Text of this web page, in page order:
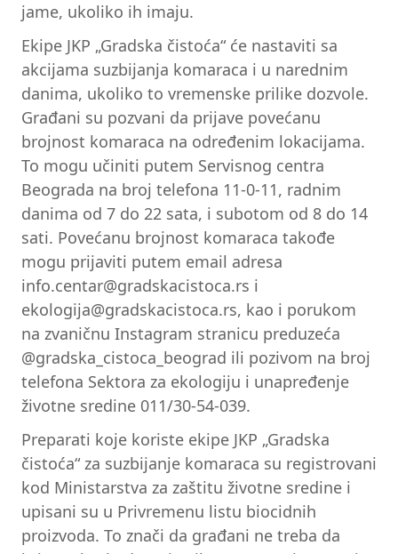
jame, ukoliko ih imaju.
Ekipe JKP „Gradska čistoća“ će nastaviti sa
akcijama suzbijanja komaraca i u narednim
danima, ukoliko to vremenske prilike dozvole.
Građani su pozvani da prijave povećanu
brojnost komaraca na određenim lokacijama.
To mogu učiniti putem Servisnog centra
Beograda na broj telefona 11-0-11, radnim
danima od 7 do 22 sata, i subotom od 8 do 14
sati. Povećanu brojnost komaraca takođe
mogu prijaviti putem email adresa
info.centar@gradskacistoca.rs i
ekologija@gradskacistoca.rs, kao i porukom
na zvaničnu Instagram stranicu preduzeća
@gradska_cistoca_beograd ili pozivom na broj
telefona Sektora za ekologiju i unapređenje
životne sredine 011/30-54-039.
Preparati koje koriste ekipe JKP „Gradska
čistoća“ za suzbijanje komaraca su registrovani
kod Ministarstva za zaštitu životne sredine i
upisani su u Privremenu listu biocidnih
proizvoda. To znači da građani ne treba da